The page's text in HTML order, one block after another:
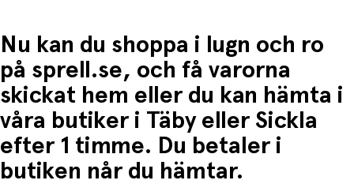
Nu kan du shoppa i lugn och ro
på sprell.se, och få varorna
skickat hem eller du kan hämta i
våra butiker i Täby eller Sickla
efter 1 timme. Du betaler i
butiken når du hämtar.